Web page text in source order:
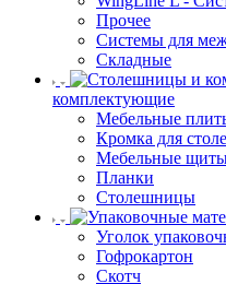
Прочее
Системы для
Складные
комплектующие
Мебельные
Кромка для
Мебельные
Планки
Столешницы
Уголок
Гофрокартон
Скотч